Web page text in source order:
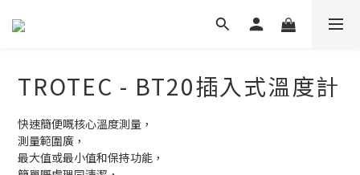
TROTEC - BT20插入式溫度計
快速簡便嘅核心溫度測量，
測量範圍廣，
最大值或最小值和保持功能，